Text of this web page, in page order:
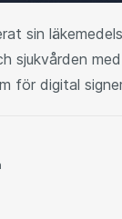
sin
sjukvården
för digital